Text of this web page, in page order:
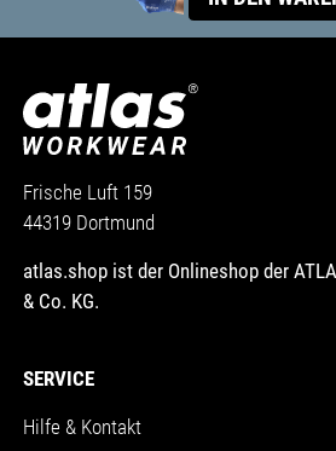
Frische Luft 159
44319 Dortmund
atlas.shop ist der Onlineshop der
& Co. KG.
SERVICE
Hilfe & Kontakt